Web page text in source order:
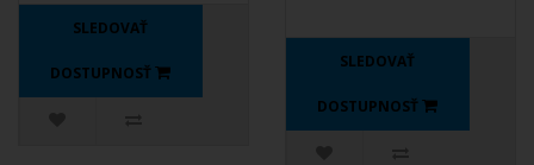
SLEDOVAŤ
DOSTUPNOSŤ
SLEDOVAŤ
DOSTUPNOSŤ